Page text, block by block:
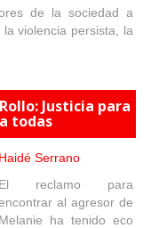
de la sociedad a
violencia persista, la
Justicia para
todas
Haidé Serrano
El reclamo para
al agresor de
Melanie ha tenido eco